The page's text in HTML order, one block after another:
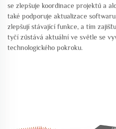
se zlepšuje koordinace projektů a
také podporuje aktualizace
zlepšují stávající funkce, a tím
tyčí zůstává aktuální ve světle se
technologického pokroku.